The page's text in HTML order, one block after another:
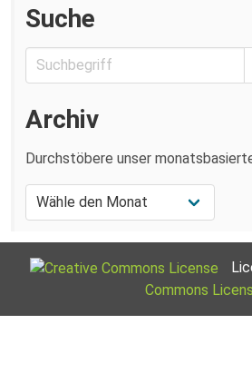
Suche
Archiv
Durchstöbere unser
Commons